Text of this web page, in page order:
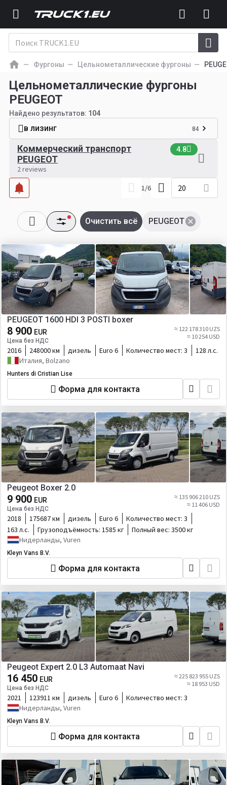
Фургоны Цельнометаллические фургоны
Цельнометаллические фургоны
PEUGEOT
Найдено результатов: 104
в лизинг 84
Коммерческий транспорт
PEUGEOT
4.8
2 reviews
1/6 20
PEUGEOT
Очистить всё
PEUGEOT 1600 HDI 3 POSTI boxer
8 900 EUR
Цена без НДС
≈ 122 178 310 UZS
≈ 10 254 USD
2016 248000 км дизель Euro 6 Количество мест: 3
128 л.с.
Италия, Bolzano
Hunters di Cristian Lise
Форма для контакта
Peugeot Boxer 2.0
9 900 EUR
Цена без НДС
≈ 135 906 210 UZS
≈ 11 406 USD
2018 175687 км дизель Euro 6 Количество мест: 3
163 л.с.
Грузоподъёмность: 1585 кг Полный вес: 3500 кг
Нидерланды, Vuren
Kleyn Vans B.V.
Форма для контакта
Peugeot Expert 2.0 L3 Automaat Navi
16 450 EUR
Цена без НДС
≈ 225 823 955 UZS
≈ 18 953 USD
2021 123911 км дизель Euro 6 Количество мест: 3
Нидерланды, Vuren
Kleyn Vans B.V.
Форма для контакта